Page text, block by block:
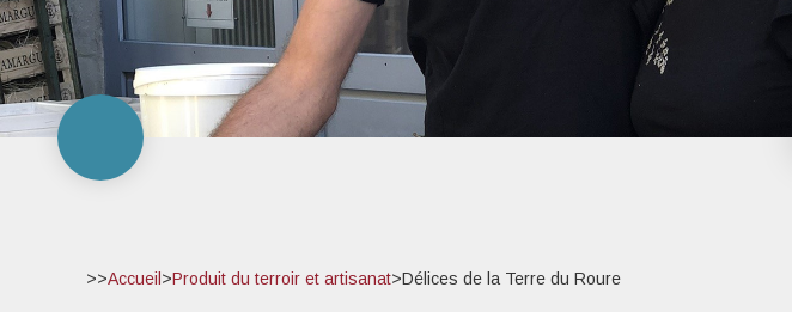
>>Accueil >Produit du terroir et artisanat>Délices de la Terre du Roure